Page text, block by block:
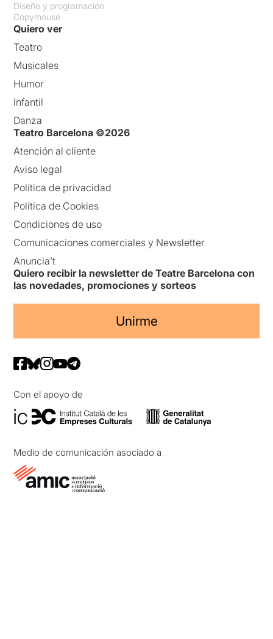
Diseño y programación:
Copymouse
Quiero ver
Teatro
Musicales
Humor
Infantil
Danza
Teatro Barcelona ©2026
Atención al cliente
Aviso legal
Política de privacidad
Política de Cookies
Condiciones de uso
Comunicaciones comerciales y Newsletter
Anuncia’t
Quiero recibir la newsletter de Teatre Barcelona con
las novedades, promociones y sorteos
Unirme
Con el apoyo de
Medio de comunicación asociado a